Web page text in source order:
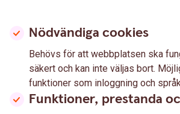
Nödvändiga cookies
Behövs för att webbplatsen ska
säkert och kan inte väljas bort.
funktioner som inloggning och
Funktioner, prestanda